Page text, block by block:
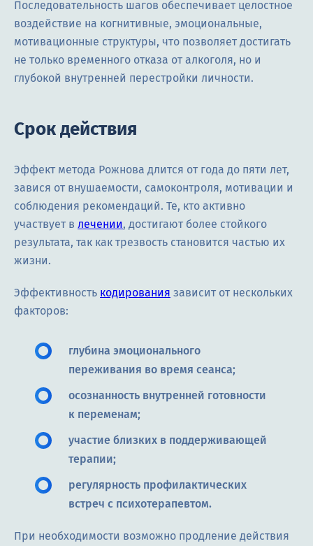
Последовательность шагов обеспечивает целостное
воздействие на когнитивные, эмоциональные,
мотивационные структуры, что позволяет достигать
не только временного отказа от алкоголя, но и
глубокой внутренней перестройки личности.
Срок действия
Эффект метода Рожнова длится от года до пяти лет,
завися от внушаемости, самоконтроля, мотивации и
соблюдения рекомендаций. Те, кто активно
участвует в лечении, достигают более стойкого
результата, так как трезвость становится частью их
жизни.
Эффективность кодирования зависит от нескольких
факторов:
глубина эмоционального
переживания во время сеанса;
осознанность внутренней готовности
к переменам;
участие близких в поддерживающей
терапии;
регулярность профилактических
встреч с психотерапевтом.
При необходимости возможно продление действия